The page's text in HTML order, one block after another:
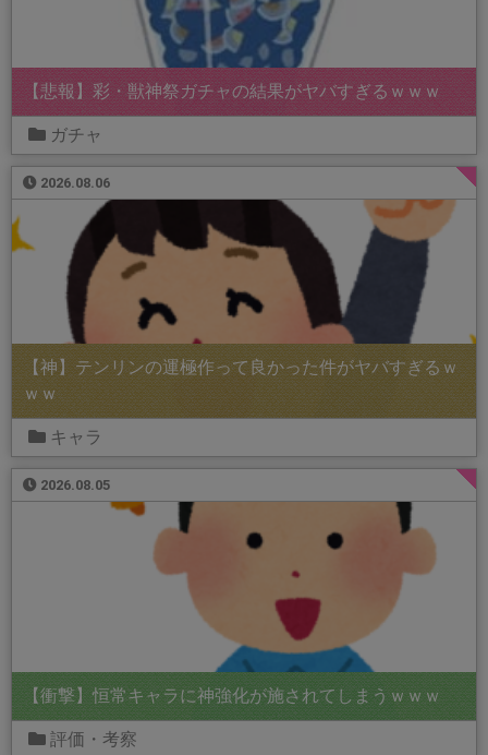
【悲報】彩・獣神祭ガチャの結果がヤバすぎるｗｗｗ
ガチャ
2026.08.06
【神】テンリンの運極作って良かった件がヤバすぎるｗ
ｗｗ
キャラ
2026.08.05
【衝撃】恒常キャラに神強化が施されてしまうｗｗｗ
評価・考察